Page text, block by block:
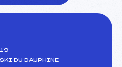
DU DAUPHINE